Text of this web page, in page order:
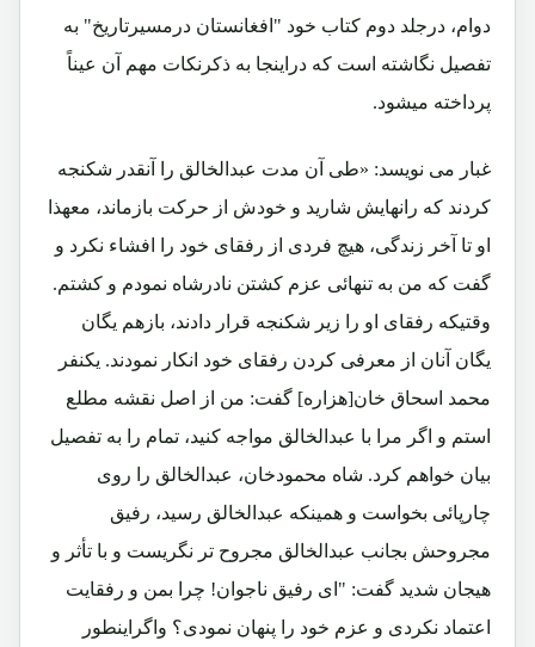
دوام، درجلد دوم کتاب خود "افغانستان درمسیرتاریخ" به
تفصیل نگاشته است که دراینجا به ذکرنکات مهم آن عیناً
پرداخته میشود.
غبار می نویسد: «طی آن مدت عبدالخالق را آنقدر شکنجه
کردند که رانهایش شارید و خودش از حرکت بازماند، معهذا
او تا آخر زندگی، هیچ فردی از رفقای خود را افشاء نکرد و
گفت که من به تنهائی عزم کشتن نادرشاه نمودم و کشتم.
وقتیکه رفقای او را زیر شکنجه قرار دادند، بازهم یگان
یگان آنان از معرفی کردن رفقای خود انکار نمودند. یکنفر
محمد اسحاق خان[هزاره] گفت: من از اصل نقشه مطلع
استم و اگر مرا با عبدالخالق مواجه کنید، تمام را به تفصیل
بیان خواهم کرد. شاه محمودخان، عبدالخالق را روی
چارپائی بخواست و همینکه عبدالخالق رسید، رفیق
مجروحش بجانب عبدالخالق مجروح تر نگریست و با تأثر و
هیجان شدید گفت: "ای رفیق ناجوان! چرا بمن و رفقایت
اعتماد نکردی و عزم خود را پنهان نمودی؟ واگراینطور